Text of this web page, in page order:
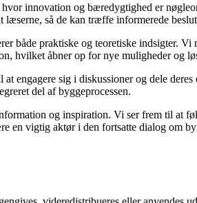
innovation og bæredygtighed er
så de kan træffe informerede
både praktiske og teoretiske indsigter. Vi
hvilket åbner op for nye muligheder og
sig i diskussioner og dele
del af byggeprocessen.
og inspiration. Vi ser frem til at
en vigtig aktør i den fortsatte dialog om